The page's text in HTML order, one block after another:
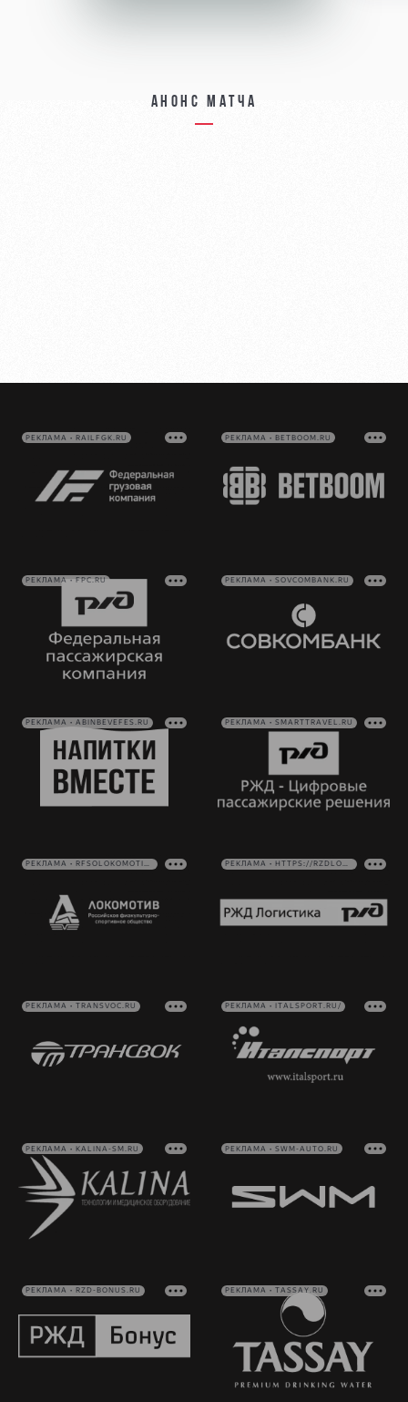
Анонс матча
РЕКЛАМА • RAILFGK.RU РЕКЛАМА • BETBOOM.RU
РЕКЛАМА • FPC.RU РЕКЛАМА • SOVCOMBANK.RU
РЕКЛАМА • ABINBEVEFES.RU РЕКЛАМА • SMARTTRAVEL.RU
РЕКЛАМА • RFSOLOKOMOTIV.RU РЕКЛАМА • HTTPS://RZDLOG.RU/
РЕКЛАМА • TRANSVOC.RU РЕКЛАМА • ITALSPORT.RU/
РЕКЛАМА • KALINA-SM.RU РЕКЛАМА • SWM-AUTO.RU
РЕКЛАМА • RZD-BONUS.RU РЕКЛАМА • TASSAY.RU